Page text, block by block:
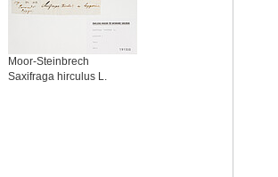
Moor-Steinbrech
Saxifraga hirculus L.